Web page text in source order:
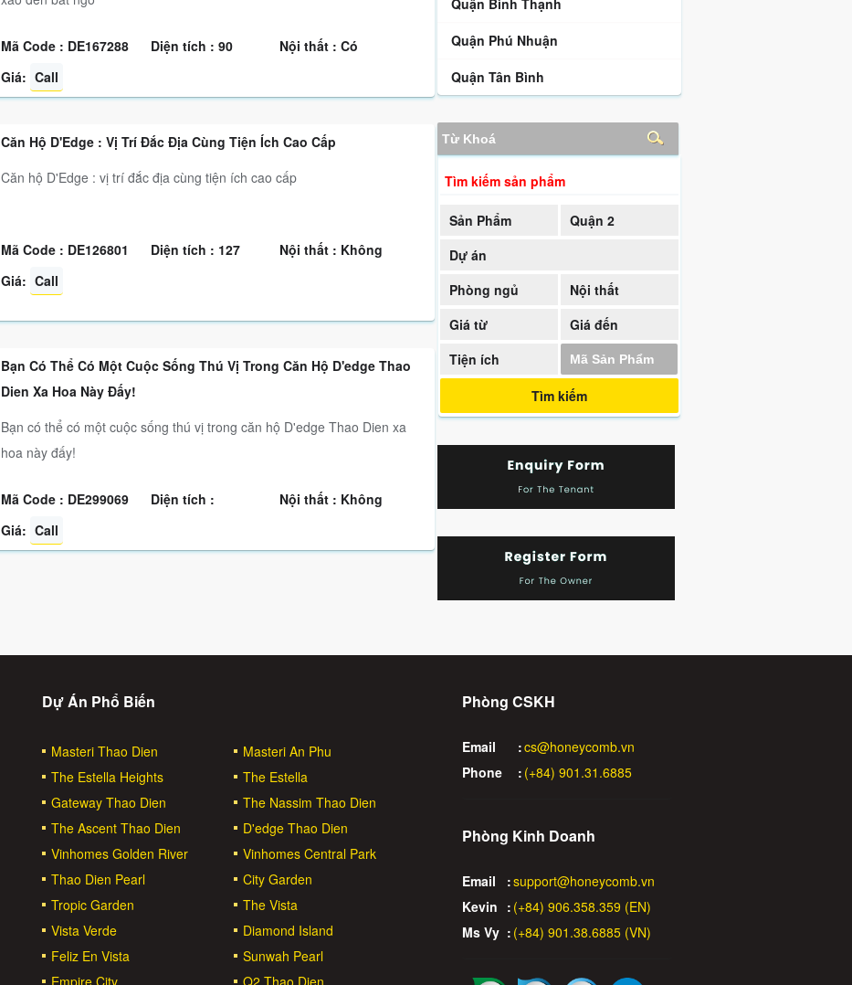
Mã Code : DE167288 Diện tích : 90
Nội thất : Có
Giá: Call
Căn Hộ D'Edge : Vị Trí Đắc Địa Cùng Tiện Ích Cao Cấp
Căn hộ D'Edge : vị trí đắc địa cùng tiện ích cao cấp
Mã Code : DE126801 Diện tích : 127
Nội thất : Không
Giá: Call
Bạn Có Thể Có Một Cuộc Sống Thú Vị Trong Căn Hộ D'edge Thao
Dien Xa Hoa Này Đấy!
Bạn có thể có một cuộc sống thú vị trong căn hộ D'edge Thao Dien xa
hoa này đấy!
Mã Code : DE299069 Diện tích :
Nội thất : Không
Giá: Call
Quận Bình Thạnh
Quận Phú Nhuận
Quận Tân Bình
Tìm kiếm sản phẩm
Sản Phẩm
Quận 2
Dự án
Phòng ngủ
Nội thất
Giá từ
Giá đến
Tiện ích
Dự Án Phổ Biến
Masteri Thao Dien
Masteri An Phu
The Estella Heights
The Estella
Gateway Thao Dien
The Nassim Thao Dien
The Ascent Thao Dien
D'edge Thao Dien
Vinhomes Golden River
Vinhomes Central Park
Thao Dien Pearl
City Garden
Tropic Garden
The Vista
Vista Verde
Diamond Island
Feliz En Vista
Sunwah Pearl
Empire City
Q2 Thao Dien
Phòng CSKH
Email :cs@honeycomb.vn
Phone
: (+84) 901.31.6885
Phòng Kinh Doanh
Email :support@honeycomb.vn
Kevin : (+84) 906.358.359 (EN)
Ms Vy : (+84) 901.38.6885 (VN)